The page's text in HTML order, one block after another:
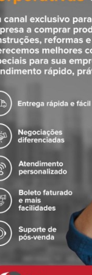
que entregam
ou lavabos
acessibilidade
com necessidades
o que proporciona
biníquel de alta
design inovador.